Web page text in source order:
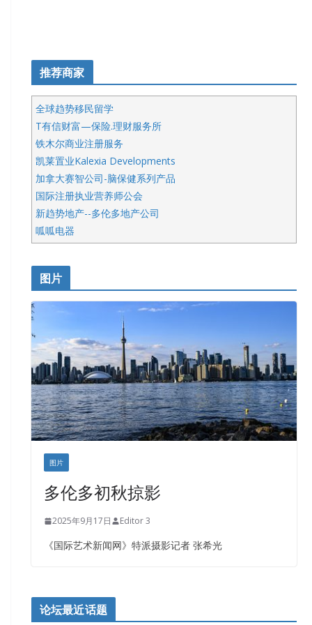
推荐商家
全球趋势移民留学
T有信财富—保险.理财服务所
铁木尔商业注册服务
凯莱置业Kalexia Developments
加拿大赛智公司-脑保健系列产品
国际注册执业营养师公会
新趋势地产--多伦多地产公司
呱呱电器
开明车行KS CAR SALES & SERVICE
皇后金融集团
铁木尔商业注册服务
图片
图片
多伦多初秋掠影
2025年9月17日 Editor 3
《国际艺术新闻网》特派摄影记者 张希光
论坛最近话题